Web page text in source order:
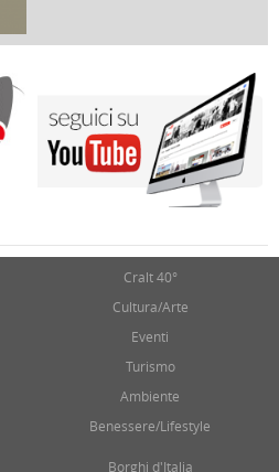
Cralt 40°
Cultura/Arte
Eventi
Turismo
Ambiente
Benessere/Lifestyle
Borghi d'Italia